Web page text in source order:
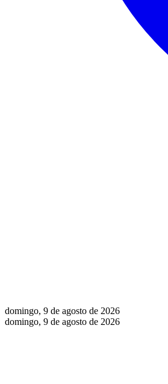
domingo, 9 de agosto de 2026
domingo, 9 de agosto de 2026